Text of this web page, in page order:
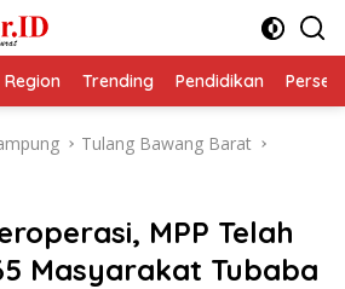
Region Trending Pendidikan
Tulang Bawang Barat
MPP Telah
Masyarakat Tubaba